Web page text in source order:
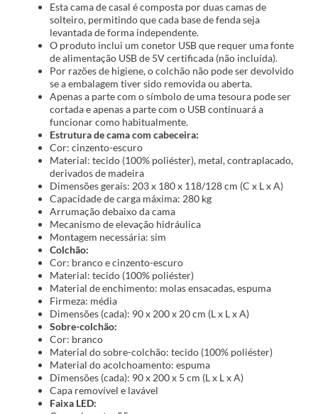
Esta cama de casal é composta por duas camas de
solteiro, permitindo que cada base de fenda seja
levantada de forma independente.
O produto inclui um conetor USB que requer uma fonte
de alimentação USB de 5V certificada (não incluída).
Por razões de higiene, o colchão não pode ser devolvido
se a embalagem tiver sido removida ou aberta.
Apenas a parte com o símbolo de uma tesoura pode ser
cortada e apenas a parte com o USB continuará a
funcionar como habitualmente.
Estrutura de cama com cabeceira:
Cor: cinzento-escuro
Material: tecido (100% poliéster), metal, contraplacado,
derivados de madeira
Dimensões gerais: 203 x 180 x 118/128 cm (C x L x A)
Capacidade de carga máxima: 280 kg
Arrumação debaixo da cama
Mecanismo de elevação hidráulica
Montagem necessária: sim
Colchão:
Cor: branco e cinzento-escuro
Material: tecido (100% poliéster)
Material de enchimento: molas ensacadas, espuma
Firmeza: média
Dimensões (cada): 90 x 200 x 20 cm (L x L x A)
Sobre-colchão:
Cor: branco
Material do sobre-colchão: tecido (100% poliéster)
Material do acolchoamento: espuma
Dimensões (cada): 90 x 200 x 5 cm (L x L x A)
Capa removível e lavável
Faixa LED: